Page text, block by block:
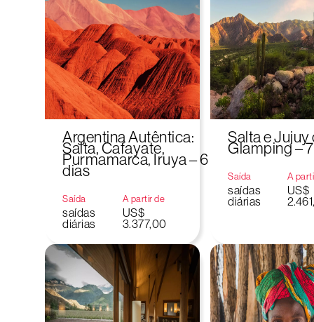
Argentina Autêntica:
Salta, Cafayate,
Purmamarca, Iruya – 6
dias
Saída
saídas
diárias
A partir de
US$
3.377,00
Salta e Jujuy
Glamping –
Saída
saídas
diárias
A
US$